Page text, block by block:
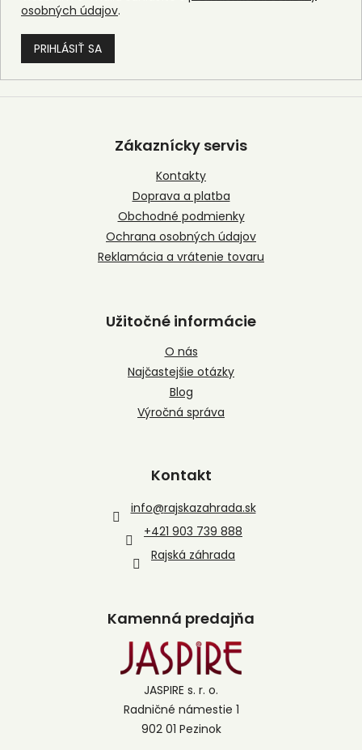
osobných údajov.
PRIHLÁSIŤ SA
Z
Zákaznícky servis
Kontakty
Doprava a platba
Obchodné podmienky
Ochrana osobných údajov
Reklamácia a vrátenie tovaru
Užitočné informácie
O nás
Najčastejšie otázky
Blog
Výročná správa
Kontakt
info@rajskazahrada.sk
+421 903 739 888
Rajská záhrada
Kamenná predajňa
JASPIRE s. r. o.
Radničné námestie 1
902 01 Pezinok